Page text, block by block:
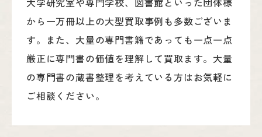
から一万冊以上の大型買取事例も多数ございま
す。また、大量の専門書籍であっても一点一点
厳正に専門書の価値を理解して買取ます。大量
の専門書の蔵書整理を考えている方はお気軽に
ご相談ください。